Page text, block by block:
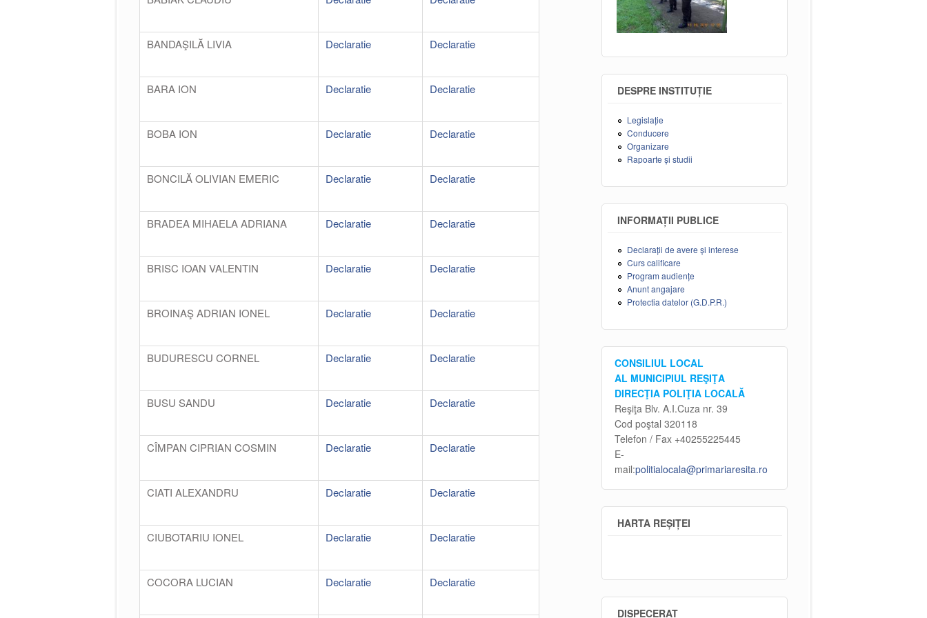
BANDAŞILĂ LIVIA Declaratie Declaratie
BARA ION Declaratie Declaratie
BOBA ION Declaratie Declaratie
BONCILĂ OLIVIAN EMERIC Declaratie Declaratie
BRADEA MIHAELA ADRIANA Declaratie Declaratie
BRISC IOAN VALENTIN Declaratie Declaratie
BROINAŞ ADRIAN IONEL Declaratie Declaratie
BUDURESCU CORNEL Declaratie Declaratie
BUSU SANDU Declaratie Declaratie
CÎMPAN CIPRIAN COSMIN Declaratie Declaratie
CIATI ALEXANDRU Declaratie Declaratie
CIUBOTARIU IONEL Declaratie Declaratie
COCORA LUCIAN Declaratie Declaratie
DESPRE INSTITUȚIE
Legislație
Conducere
Organizare
Rapoarte și studii
INFORMAȚII PUBLICE
Declarații de avere și interese
Curs calificare
Program audiențe
Anunt angajare
Protectia datelor (G.D.P.R.)
CONSILIUL LOCAL
AL MUNICIPIUL REŞIŢA
DIRECŢIA POLIŢIA LOCALĂ
Reşiţa Blv. A.I.Cuza nr. 39
Cod poştal 320118
Telefon / Fax +40255225445
E-
mail:politialocala@primariaresita.ro
HARTA REȘIȚEI
DISPECERAT